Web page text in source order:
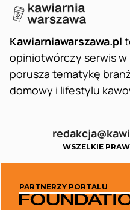
Kawiarniawarszawa.pl
opiniotwórczy serwis
porusza tematykę
domowy i lifestylu
WSZELKIE
PARTNERZY PORTALU